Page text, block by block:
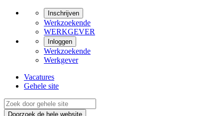
Inschrijven
Werkzoekende
WERKGEVER
Inloggen
Werkzoekende
Werkgever
Vacatures
Gehele site